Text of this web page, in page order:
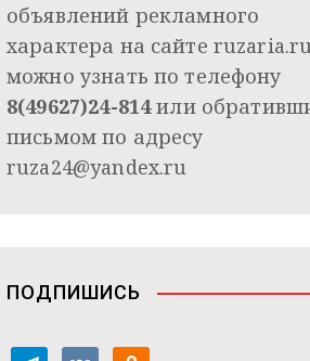
объявлений рекламного
характера на сайте
можно узнать по телефону
8(49627)24-814или
письмом по адресу
ruza24@yandex.ru
ПОДПИШИСЬ